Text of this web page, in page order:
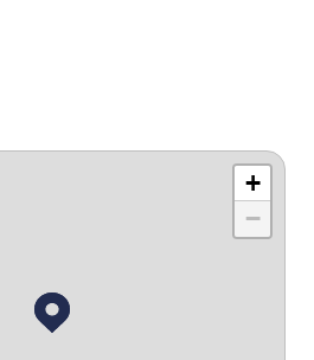
+
−